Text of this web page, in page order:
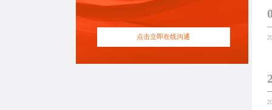
点击立即在线沟通